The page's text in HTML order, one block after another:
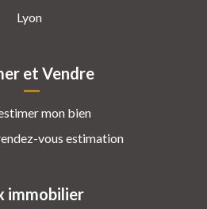
Lyon
et Vendre
mon bien
vous estimation
immobilier